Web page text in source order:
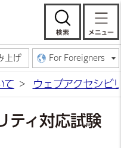
常陸大宮市公
検
上げ For Foreigners
て ウェブアクセシビ
ティ対応試験